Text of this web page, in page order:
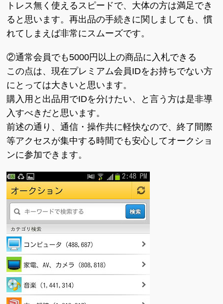
トレス無く使えるスピードで、大体の方は満足でき
ると思います。再出品の手続きに関しましても、慣
れてしまえば非常にスムーズです。
②通常会員でも5000円以上の商品に入札できる
この点は、現在プレミアム会員IDをお持ちでない方
にとっては大きいと思います。
購入用と出品用でIDを分けたい、と言う方は是非導
入すべきだと思います。
前述の通り、通信・操作共に軽快なので、終了間際
等アクセスが集中する時間でも安心してオークショ
ンに参加できます。